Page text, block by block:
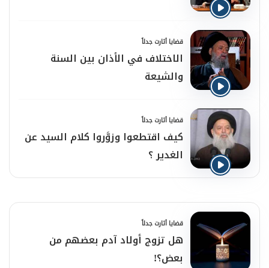
قضايا أثارت جدلاً
الاختلاف في الأذان بين السنة
والشيعة
قضايا أثارت جدلاً
كيف اقتطعوا وزوَّروا كلام السيد عن
الغدير ؟
قضايا أثارت جدلاً
هل تزوج أولاد آدم بعضهم من
بعض؟!